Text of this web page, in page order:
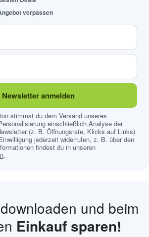
verpassen
Newsletter anmelden
stimmst du dem Versand unseres
einschließlich Analyse der
(z. B. Öffnungsrate, Klicks auf Links)
jederzeit widerrufen, z. B. über den
findest du in unseren
.
und beim
Einkauf sparen!